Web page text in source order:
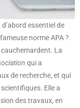
essentiel de
norme APA ?
La
qui a
de recherche, et qui
Elle a
des travaux, en